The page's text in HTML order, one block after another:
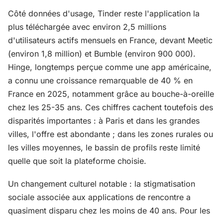
Côté données d'usage, Tinder reste l'application la
plus téléchargée avec environ 2,5 millions
d'utilisateurs actifs mensuels en France, devant Meetic
(environ 1,8 million) et Bumble (environ 900 000).
Hinge, longtemps perçue comme une app américaine,
a connu une croissance remarquable de 40 % en
France en 2025, notamment grâce au bouche-à-oreille
chez les 25-35 ans. Ces chiffres cachent toutefois des
disparités importantes : à Paris et dans les grandes
villes, l'offre est abondante ; dans les zones rurales ou
les villes moyennes, le bassin de profils reste limité
quelle que soit la plateforme choisie.
Un changement culturel notable : la stigmatisation
sociale associée aux applications de rencontre a
quasiment disparu chez les moins de 40 ans. Pour les